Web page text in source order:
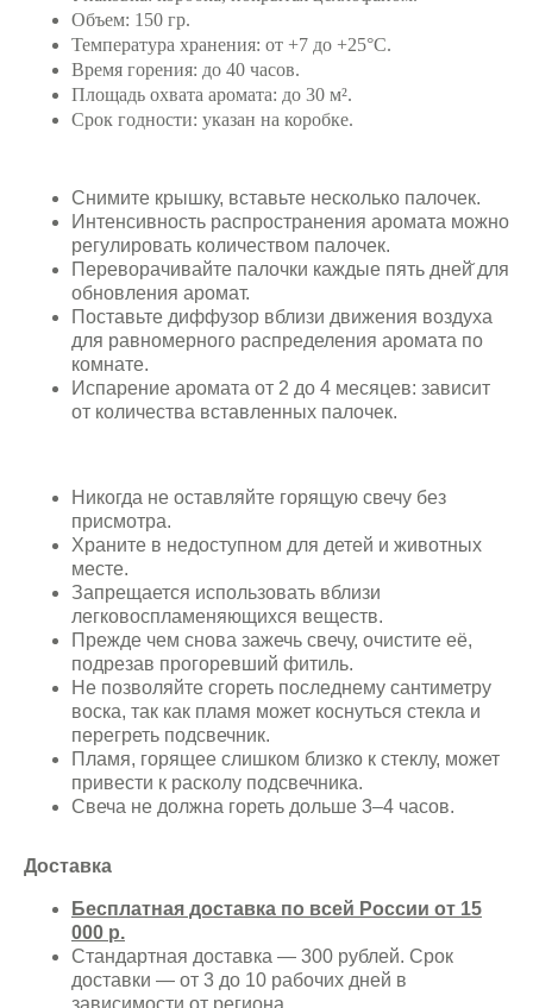
Объем: 150 гр.
Температура хранения: от +7 до +25°C.
Время горения: до 40 часов.
Площадь охвата аромата: до 30 м².
Срок годности: указан на коробке.
Снимите крышку, вставьте несколько палочек.
Интенсивность распространения аромата можно
регулировать количеством палочек.
Переворачивайте палочки каждые пять дней̆ для
обновления аромат.
Поставьте диффузор вблизи движения воздуха
для равномерного распределения аромата по
комнате.
Испарение аромата от 2 до 4 месяцев: зависит
от количества вставленных палочек.
Никогда не оставляйте горящую свечу без
присмотра.
Храните в недоступном для детей и животных
месте.
Запрещается использовать вблизи
легковоспламеняющихся веществ.
Прежде чем снова зажечь свечу, очистите её,
подрезав прогоревший фитиль.
Не позволяйте сгореть последнему сантиметру
воска, так как пламя может коснуться стекла и
перегреть подсвечник.
Пламя, горящее слишком близко к стеклу, может
привести к расколу подсвечника.
Свеча не должна гореть дольше 3–4 часов.
Доставка
Бесплатная доставка по всей России от 15
000 р.
Стандартная доставка — 300 рублей. Срок
доставки — от 3 до 10 рабочих дней в